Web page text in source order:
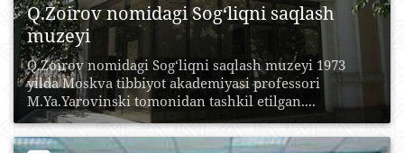
Q.Zoirov nomidagi Sog‘liqni saqlash
muzeyi
Q.Zoirov nomidagi Sog‘liqni saqlash muzeyi 1973
yilda Moskva tibbiyot akademiyasi professori
M.Ya.Yarovinski tomonidan tashkil etilgan....